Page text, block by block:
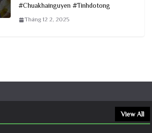
#Chuakhainguyen #Tinhdotong
Tháng 12 2, 2025
View All